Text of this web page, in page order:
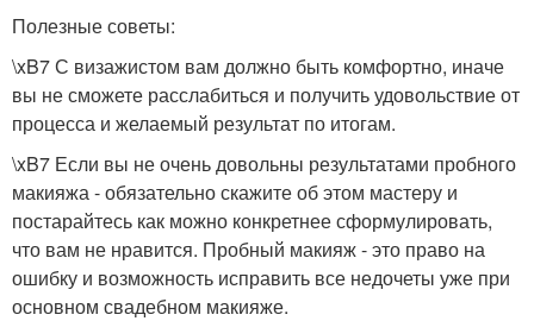
Полезные советы:
\xB7 С визажистом вам должно быть комфортно, иначе
вы не сможете расслабиться и получить удовольствие от
процесса и желаемый результат по итогам.
\xB7 Если вы не очень довольны результатами пробного
макияжа - обязательно скажите об этом мастеру и
постарайтесь как можно конкретнее сформулировать,
что вам не нравится. Пробный макияж - это право на
ошибку и возможность исправить все недочеты уже при
основном свадебном макияже.